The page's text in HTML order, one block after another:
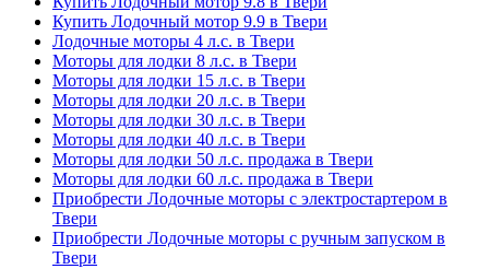
Купить Лодочный мотор 9.9 в Твери
Лодочные моторы 4 л.с. в Твери
Моторы для лодки 8 л.с. в Твери
Моторы для лодки 15 л.с. в Твери
Моторы для лодки 20 л.с. в Твери
Моторы для лодки 30 л.с. в Твери
Моторы для лодки 40 л.с. в Твери
Моторы для лодки 50 л.с. продажа в Твери
Моторы для лодки 60 л.с. продажа в Твери
Приобрести Лодочные моторы с электростартером в
Твери
Приобрести Лодочные моторы с ручным запуском в
Твери